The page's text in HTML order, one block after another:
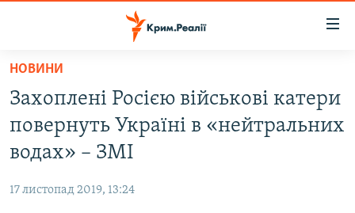
Перейти
основного
матеріалу
Перейти
до
основної
ВІДЕО ТА ФОТО
БЛОГИ
НОВИНИ
Захоплені Росією військові катери
повернуть Україні в «нейтральних
водах» – ЗМІ
17 листопад 2019, 13:24